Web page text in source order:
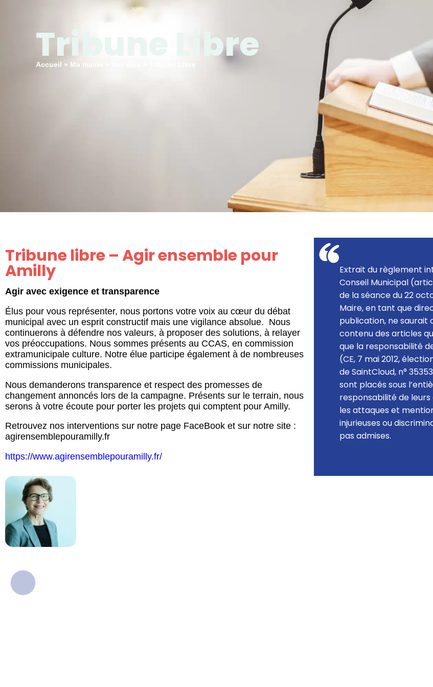
Mon espace personnel
MA MAIRIE MON QUOTIDIEN DÉCOUVRIR
Tribune Libre
Accueil » Ma mairie
Tribune libre – Agir ensemble pour
Amilly
Agir avec exigence et transparence
Élus pour vous représenter, nous portons votre voix au cœur du débat
municipal avec un esprit constructif mais une vigilance absolue. Nous
continuerons à défendre nos valeurs, à proposer des solutions, à relayer
vos préoccupations. Nous sommes présents au CCAS, en commission
extramunicipale culture. Notre élue participe également à de nombreuses
commissions municipales.
Nous demanderons transparence et respect des promesses de
changement annoncés lors de la campagne. Présents sur le terrain, nous
serons à votre écoute pour porter les projets qui comptent pour Amilly.
Retrouvez nos interventions sur notre page FaceBook et sur notre site :
agirensemblepouramilly.fr
https://www.agirensemblepouramilly.fr/
Extrait du règlement
Conseil Municipal
de la séance du 22
Maire, en tant que
publication, ne saurait
contenu des articles
que la responsabilité
(CE, 7 mai 2012,
de SaintCloud, n°
sont placés sous
responsabilité de leurs
les attaques et
injurieuses ou
pas admises.